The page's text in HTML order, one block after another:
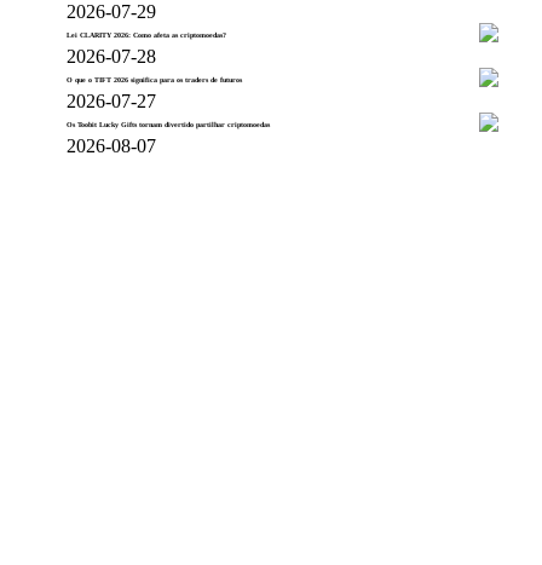
2026-07-29
Lei CLARITY 2026: Como afeta as criptomoedas?
2026-07-28
O que o TIFT 2026 significa para os traders de futuros
2026-07-27
Os Toobit Lucky Gifts tornam divertido partilhar criptomoedas
2026-08-07